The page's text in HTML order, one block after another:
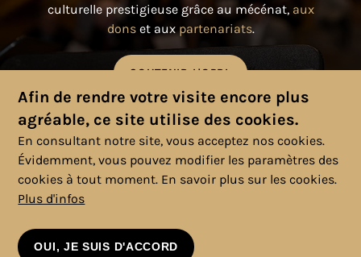
culturelle prestigieuse grâce au mécénat, aux
dons et aux partenariats.
SOUTENIR L'OPRL
privée|Mentions légales|Conditions générales
VOIR LE CALENDRIER
Afin de rendre votre visite encore plus
agréable, ce site utilise des cookies.
En consultant notre site, vous acceptez nos cookies.
Évidemment, vous pouvez modifier les paramètres des
cookies à tout moment. En savoir plus sur les cookies.
Plus d'infos
OUI, JE SUIS D'ACCORD